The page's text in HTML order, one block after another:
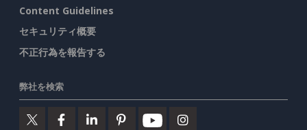
Content Guidelines
セキュリティ概要
不正行為を報告する
弊社を検索